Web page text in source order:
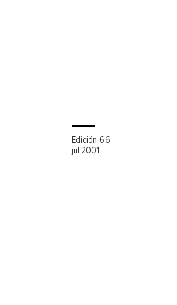
Edición 66
jul 2001